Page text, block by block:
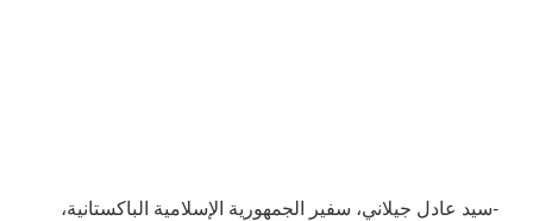
-سيد عادل جيلاني، سفير الجمهورية الإسلامية الباكستانية،